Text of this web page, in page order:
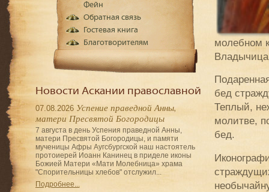
молебном
бед
Теплый,
молитве,
бед.
Фейн
Обратная связь
Гостевая книга
Благотворителям
Новости Аскании православной
07.08.2026 Успение праведной Анны,
матери Пресвятой Богородицы
7 августа в день Успения праведной Анны,
матери Пресвятой Богородицы, и памяти
мученицы Афры Аугсбургской наш настоятель
протоиерей Иоанн Канинец в приделе иконы
Божией Матери «Мати Молебница» храма
"Спорительницы хлебов" отслужил...
Подробнее...